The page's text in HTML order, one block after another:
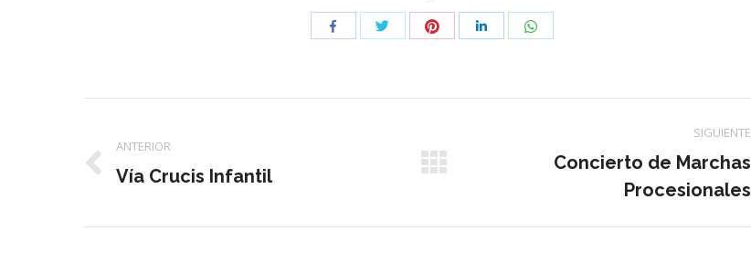
CompartirCompartirCompartirCompartirCompartir
entre
ANTERIOR
Publicación
Vía Crucis Infantil
SIGUIENTE
Concierto de Marchas
Procesionales